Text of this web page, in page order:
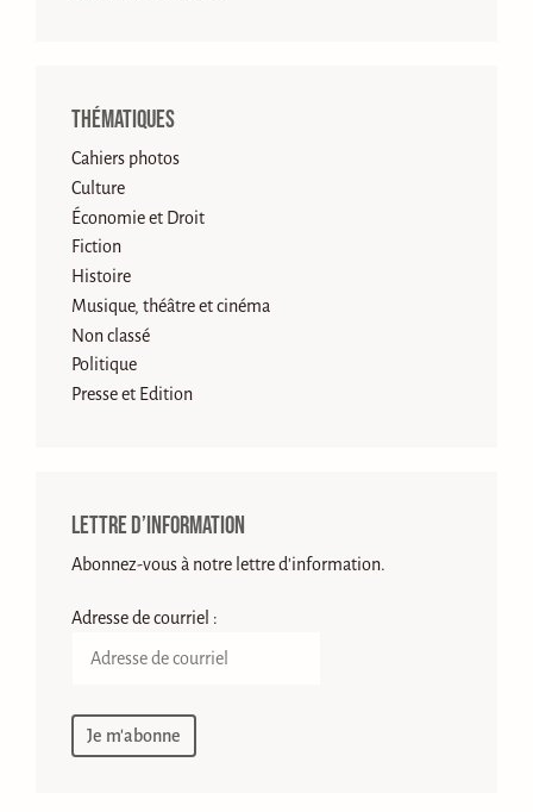
Thématiques
Cahiers photos
Culture
Économie et Droit
Fiction
Histoire
Musique, théâtre et cinéma
Non classé
Politique
Presse et Edition
Lettre d’information
Abonnez-vous à notre lettre d'information.
Adresse de courriel :